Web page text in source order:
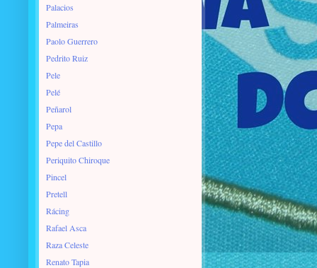
Palacios
Palmeiras
Paolo Guerrero
Pedrito Ruiz
Pele
Pelé
Peñarol
Pepa
Pepe del Castillo
Periquito Chiroque
Pincel
Pretell
Rácing
Rafael Asca
Raza Celeste
Renato Tapia